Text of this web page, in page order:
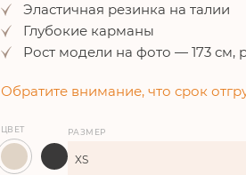
Эластичная резинка на талии
Глубокие карманы
Рост модели на фото — 173 см,
Обратите внимание, что срок
ЦВЕТ РАЗМЕР
XS